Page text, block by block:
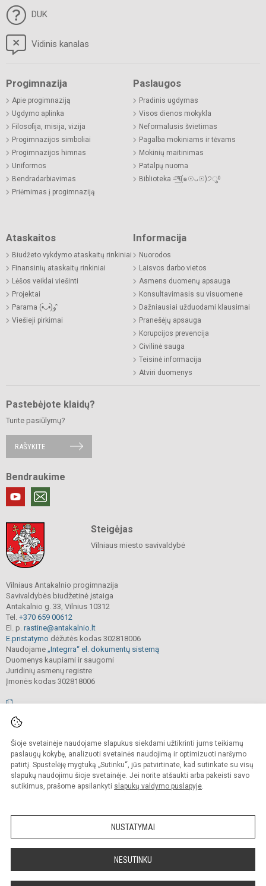
Šioje svetainėje naudojame slapukus siekdami užtikrinti jums teikiamų
paslaugų kokybę, analizuoti svetainės naudojimą ir optimizuoti naršymo
patirtį. Spustelėję mygtuką „Sutinku“, jūs patvirtinate, kad sutinkate su visų
slapukų naudojimu šioje svetainėje. Jei norite atšaukti arba pakeisti savo
sutikimus, prašome apsilankyti slapukų valdymo puslapyje.
NUSTATYMAI
NESUTINKU
DUK
Vidinis kanalas
Progimnazija
Apie progimnaziją
Ugdymo aplinka
Filosofija, misija, vizija
Progimnazijos simboliai
Progimnazijos himnas
Uniformos
Bendradarbiavimas
Priėmimas į progimnaziją
Paslaugos
Pradinis ugdymas
Visos dienos mokykla
Neformalusis švietimas
Pagalba mokiniams ir tėvams
Mokinių maitinimas
Patalpų nuoma
Biblioteka =͟͟͞͞٩(๑☉ᴗ☉)੭ु⁾⁾
Ataskaitos
Biudžeto vykdymo ataskaitų rinkiniai
Finansinių ataskaitų rinkiniai
Lėšos veiklai viešinti
Projektai
Parama (•̀ᴗ•́)و ̑̑
Viešieji pirkimai
Informacija
Nuorodos
Laisvos darbo vietos
Asmens duomenų apsauga
Konsultavimasis su visuomene
Dažniausiai užduodami klausimai
Pranešėjų apsauga
Korupcijos prevencija
Civilinė sauga
Teisinė informacija
Atviri duomenys
Pastebėjote klaidų?
Turite pasiūlymų?
RAŠYKITE
Bendraukime
Steigėjas
Vilniaus miesto savivaldybė
Vilniaus Antakalnio progimnazija
Savivaldybės biudžetinė įstaiga
Antakalnio g. 33, Vilnius 10312
Tel. +370 659 00612
El. p. rastine@antakalnio.lt
E.pristatymo dėžutės kodas 302818006
Naudojame „Integrra“ el. dokumentų sistemą
Duomenys kaupiami ir saugomi
Juridinių asmenų registre
Įmonės kodas 302818006
Kopijuoti, cituoti ar kitaip atvaizduoti internetinės svetainės turinį be raštiško
mokyklos vadovų sutikimo yra draudžiama.
Prieinamumo paraiška Slapukų valdymas
Sumanus būdas atnaujinti